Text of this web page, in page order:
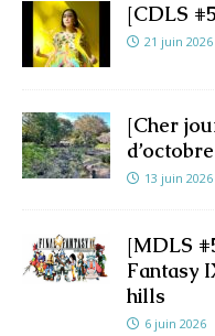
[CDLS
21 juin 2026
[Cher
13 juin 2026
[MDLS
Fantasy
hills
6 juin 2026